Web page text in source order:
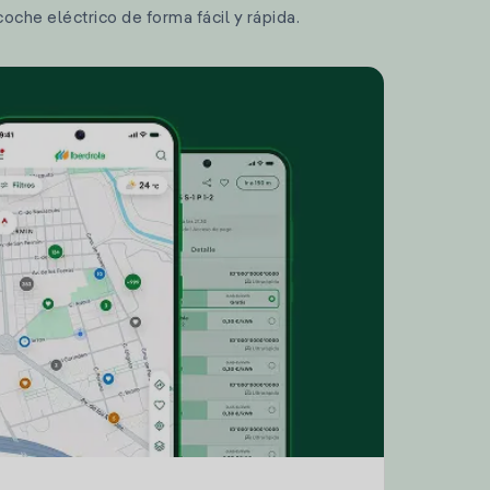
eléctrico de forma fácil y rápida.